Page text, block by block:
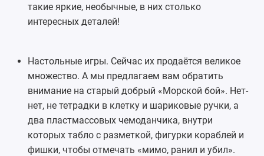
такие яркие, необычные, в них столько
интересных деталей!
Настольные игры. Сейчас их продаётся великое
множество. А мы предлагаем вам обратить
внимание на старый добрый «Морской бой». Нет-
нет, не тетрадки в клетку и шариковые ручки, а
два пластмассовых чемоданчика, внутри
которых табло с разметкой, фигурки кораблей и
фишки, чтобы отмечать «мимо, ранил и убил».